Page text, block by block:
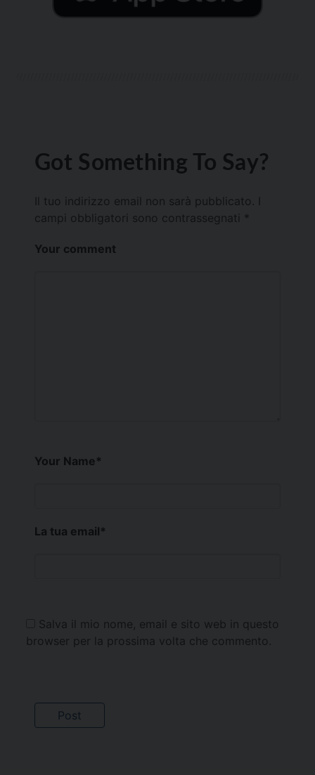
Got Something To Say?
Il tuo indirizzo email non sarà pubblicato.
campi obbligatori sono contrassegnati *
Your comment
Your Name*
La tua email*
Salva il mio nome, email e sito web in questo
browser per la prossima volta che commento.